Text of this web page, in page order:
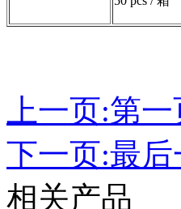
上一页:第
下一页:最后
相关产品